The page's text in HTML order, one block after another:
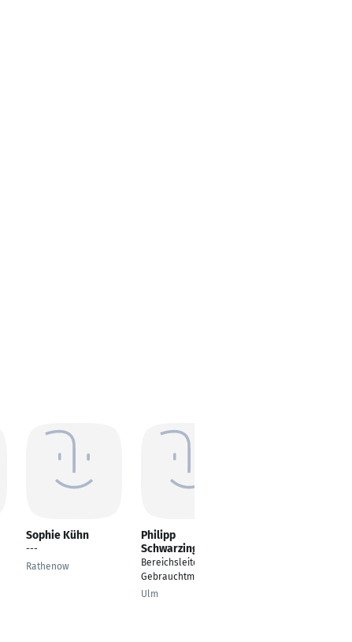
Sophie Kühn
---
Rathenow
Philipp
Schwarzinger
Bereichsleiter
Gebrauchtmaschinen
Ulm